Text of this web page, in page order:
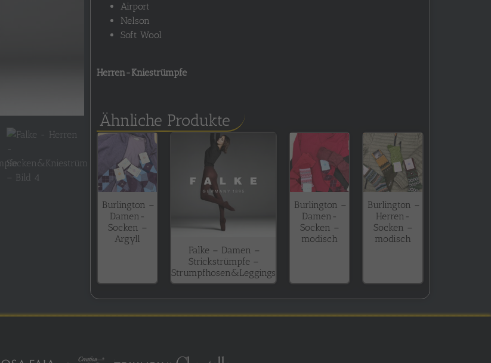
Airport
Nelson
Soft Wool
Herren-Kniestrümpfe
Ähnliche Produkte
Burlington –
Damen-
Socken –
Argyll
Falke – Damen –
Strickstrümpfe –
Strumpfhosen&Leggings
Burlington –
Damen-
Socken –
modisch
Burlington –
Herren-
Socken –
modisch